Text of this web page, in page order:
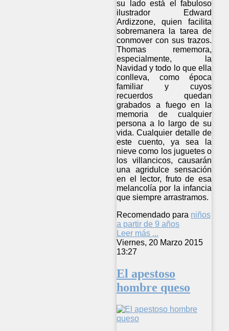
su lado está el fabuloso
ilustrador Edward
Ardizzone, quien facilita
sobremanera la tarea de
conmover con sus trazos.
Thomas rememora,
especialmente, la
Navidad y todo lo que ella
conlleva, como época
familiar y cuyos
recuerdos quedan
grabados a fuego en la
memoria de cualquier
persona a lo largo de su
vida. Cualquier detalle de
este cuento, ya sea la
nieve como los juguetes o
los villancicos, causarán
una agridulce sensación
en el lector, fruto de esa
melancolía por la infancia
que siempre arrastramos.
Recomendado para niños
a partir de 9 años
Leer más ...
Viernes, 20 Marzo 2015
13:27
El apestoso
hombre queso